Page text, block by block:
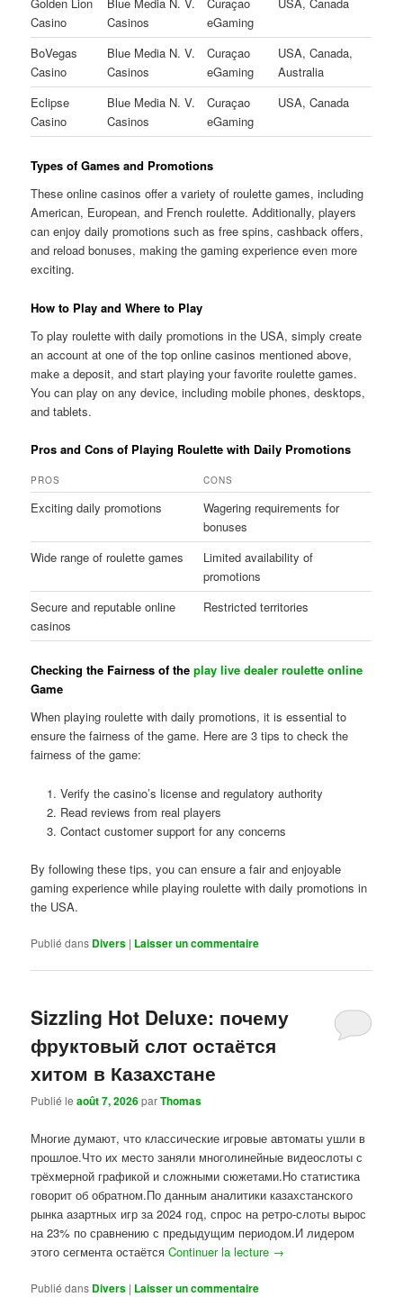
Casino
Casinos
eGaming
BoVegas
Casino
Blue Media N. V.
Casinos
Curaçao
eGaming
USA, Canada,
Australia
Eclipse
Casino
Blue Media N. V.
Casinos
Curaçao
eGaming
USA, Canada
Types of Games and Promotions
These online casinos offer a variety of roulette games, including
American, European, and French roulette. Additionally, players
can enjoy daily promotions such as free spins, cashback offers,
and reload bonuses, making the gaming experience even more
exciting.
How to Play and Where to Play
To play roulette with daily promotions in the USA, simply create
an account at one of the top online casinos mentioned above,
make a deposit, and start playing your favorite roulette games.
You can play on any device, including mobile phones, desktops,
and tablets.
Pros and Cons of Playing Roulette with Daily Promotions
PROS CONS
Exciting daily promotions
Wagering requirements for
bonuses
Wide range of roulette games
Limited availability of
promotions
Secure and reputable online
casinos
Restricted territories
Checking the Fairness of theplay live dealer roulette online
Game
When playing roulette with daily promotions, it is essential to
ensure the fairness of the game. Here are 3 tips to check the
fairness of the game:
Verify the casino’s license and regulatory authority
Read reviews from real players
Contact customer support for any concerns
By following these tips, you can ensure a fair and enjoyable
gaming experience while playing roulette with daily promotions in
the USA.
Publié dans Divers | Laisser un commentaire
Sizzling Hot Deluxe: почему
фруктовый слот остаётся
хитом в Казахстане
Publié leaoût 7, 2026parThomas
Многие думают, что классические игровые автоматы ушли в
прошлое.Что их место заняли многолинейные видеослоты с
трёхмерной графикой и сложными сюжетами.Но статистика
говорит об обратном.По данным аналитики казахстанского
рынка азартных игр за 2024 год, спрос на ретро-слоты вырос
на 23% по сравнению с предыдущим периодом.И лидером
этого сегмента остаётсяContinuer la lecture →
Publié dans Divers | Laisser un commentaire